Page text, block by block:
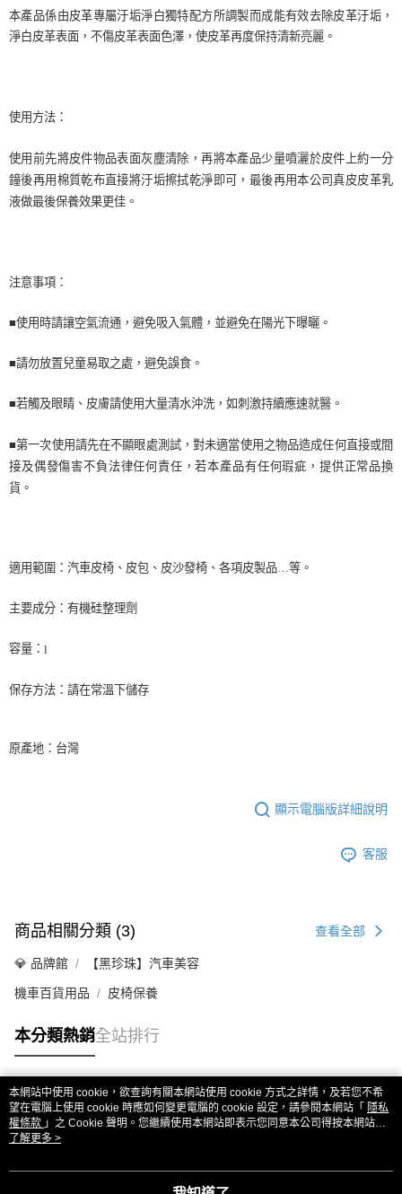
※ 交易是否成功請以「AFTEE先享後付 」之結帳頁面顯示為準，若有關於
是否繳費成功／繳費後需取消欲退款等相關疑問，請聯繫「AFTEE先享後付
客戶支援中心」https://netprotections.freshdesk.com/support/home
易，需依本服務之必要範圍內提供個人資料，並將交易相關給付款項請求債
權轉讓予恩沛科技股份有限公司。
https://aftee.tw/terms/#terms3
３．未成年的使用者請事先徵得法定代理人或監護人之同意方可使用
「AFTEE先享後付」，若未經同意申辦者引起之損失，本公司不負相關責
任。
恩沛科技股份有限公司將有權停止該用戶之使用額度並採取法律行動。
付款後萊爾富取貨 (運費70$)
每筆NT$70，滿NT$490(含以上)免運費
付款後7-11取貨 (運費70$)
每筆NT$70，滿NT$490(含以上)免運費
宅配寄送，滿490免運費(運費$70)
每筆NT$70，滿NT$490(含以上)免運費
本產品係由皮革專屬汙垢淨白獨特配方所調製而成能有效去除皮革汙垢，
淨白皮革表面，不傷皮革表面色澤，使皮革再度保持清新亮麗。
使用方法：
使用前先將皮件物品表面灰塵清除，再將本產品少量噴灑於皮件上約一分
鐘後再用棉質乾布直接將汙垢擦拭乾淨即可，最後再用本公司真皮皮革乳
液做最後保養效果更佳。
注意事項：
■使用時請讓空氣流通，避免吸入氣體，並避免在陽光下曝曬。
■請勿放置兒童易取之處，避免誤食。
■若觸及眼睛、皮膚請使用大量清水沖洗，如刺激持續應速就醫。
■第一次使用請先在不顯眼處測試，對未適當使用之物品造成任何直接或間
接及偶發傷害不負法律任何責任，若本產品有任何瑕疵，提供正常品換
貨。
適用範圍：汽車皮椅、皮包、皮沙發椅、各項皮製品…等。
主要成分：有機硅整理劑
容量： l
保存方法：請在常溫下儲存
原產地：台灣
顯示電腦版詳細說明
客服
商品相關分類 (3) 查看全部
💎 品牌館 【黑珍珠】汽車美容
機車百貨用品 皮椅保養
本分類熱銷全站排行
熱門標籤
本網站中使用 cookie，欲查詢有關本網站使用 cookie 方式之詳情，及若您不希
望在電腦上使用 cookie 時應如何變更電腦的 cookie 設定，請參閱本網站「 隱私
權條款 」之 Cookie 聲明。您繼續使用本網站即表示您同意本公司得按本網站使
用條款之 Cookie 聲明使用 cookie。
了解更多 >